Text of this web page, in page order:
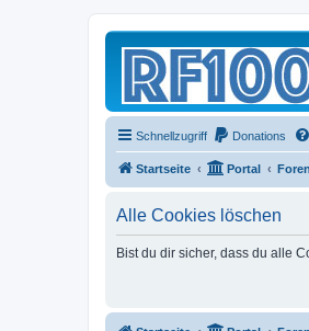
Schnellzugriff Donations
Startseite Portal
Alle Cookies löschen
Bist du dir sicher, dass du alle